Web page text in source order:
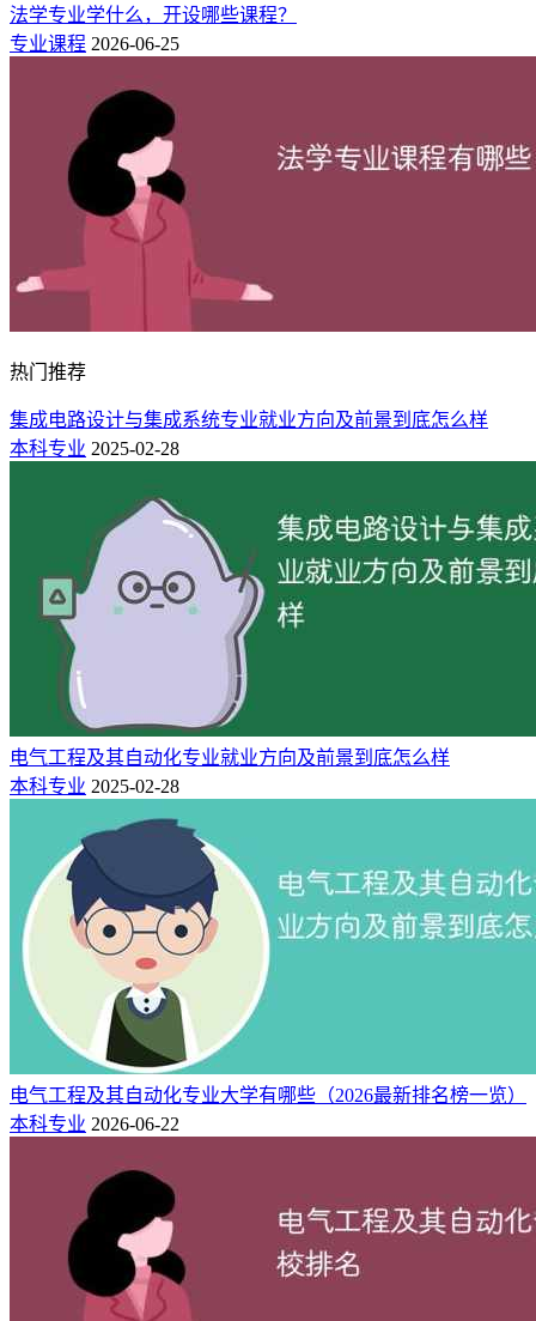
法学专业学什么，开设哪些课程？
专业课程 2026-06-25
热门推荐
集成电路设计与集成系统专业就业方向及前景到底怎么样
本科专业 2025-02-28
电气工程及其自动化专业就业方向及前景到底怎么样
本科专业 2025-02-28
电气工程及其自动化专业大学有哪些（2026最新排名榜一览）
本科专业 2026-06-22